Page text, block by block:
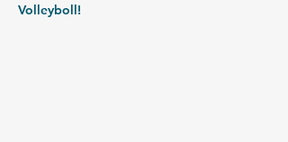
Volleyboll!